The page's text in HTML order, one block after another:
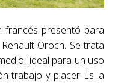
francés presentó para
Oroch. Se trata
ideal para un uso
trabajo y placer. Es la